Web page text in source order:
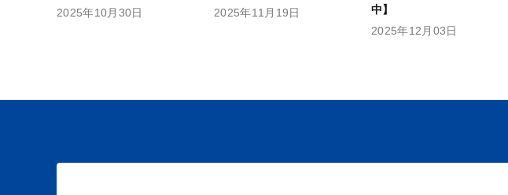
2025年10月30日 2025年11月19日
中】
2025年12月03日